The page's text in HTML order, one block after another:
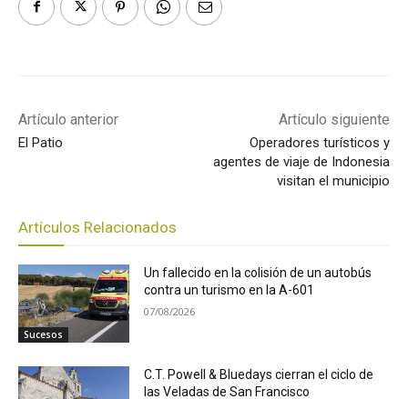
Artículo anterior
El Patio
Artículo siguiente
Operadores turísticos y
agentes de viaje de Indonesia
visitan el municipio
Artículos Relacionados
Sucesos
Un fallecido en la colisión de un autobús
contra un turismo en la A-601
07/08/2026
C.T. Powell & Bluedays cierran el ciclo de
las Veladas de San Francisco